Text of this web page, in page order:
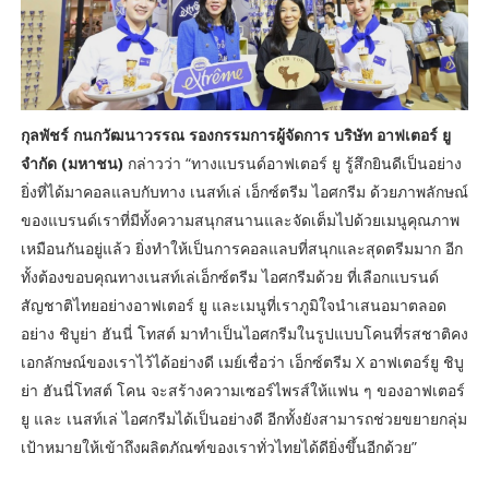
กุลพัชร์ กนกวัฒนาวรรณ รองกรรมการผู้จัดการ บริษัท อาฟเตอร์ ยู
จำกัด (มหาชน) กล่าวว่า “ทางแบรนด์อาฟเตอร์ ยู รู้สึกยินดีเป็นอย่าง
ยิ่งที่ได้มาคอลแลบกับทาง เนสท์เล่ เอ็กซ์ตรีม ไอศกรีม ด้วยภาพลักษณ์
ของแบรนด์เราที่มีทั้งความสนุกสนานและจัดเต็มไปด้วยเมนูคุณภาพ
เหมือนกันอยู่แล้ว ยิ่งทำให้เป็นการคอลแลบที่สนุกและสุดตรีมมาก อีก
ทั้งต้องขอบคุณทางเนสท์เล่เอ็กซ์ตรีม ไอศกรีมด้วย ที่เลือกแบรนด์
สัญชาติไทยอย่างอาฟเตอร์ ยู และเมนูที่เราภูมิใจนำเสนอมาตลอด
อย่าง ชิบูย่า ฮันนี่ โทสต์ มาทำเป็นไอศกรีมในรูปแบบโคนที่รสชาติคง
เอกลักษณ์ของเราไว้ได้อย่างดี เมย์เชื่อว่า เอ็กซ์ตรีม X อาฟเตอร์ยู ชิบู
ย่า ฮันนี่โทสต์ โคน จะสร้างความเซอร์ไพรส์ให้แฟน ๆ ของอาฟเตอร์
ยู และ เนสท์เล่ ไอศกรีมได้เป็นอย่างดี อีกทั้งยังสามารถช่วยขยายกลุ่ม
เป้าหมายให้เข้าถึงผลิตภัณฑ์ของเราทั่วไทยได้ดียิ่งขึ้นอีกด้วย”